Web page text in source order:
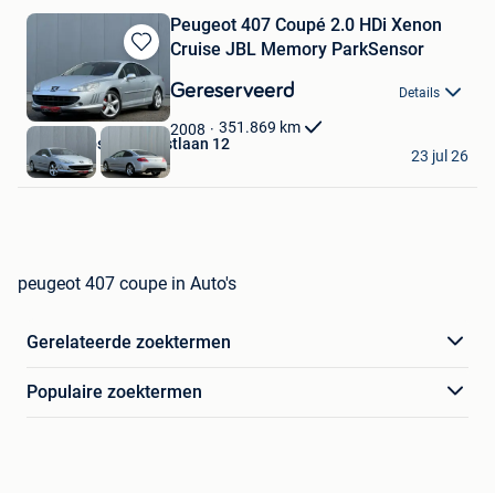
Bewaren
in
Mijn
Favorieten
Peugeot 407 Coupé 2.0 HDi Xenon
Cruise JBL Memory ParkSensor
Gereserveerd Details
2008 351.869 km
Autos Zebs Toekomstlaan 12
Genk
23 jul 26
peugeot 407 coupe in Auto's
Gerelateerde zoektermen
Populaire zoektermen